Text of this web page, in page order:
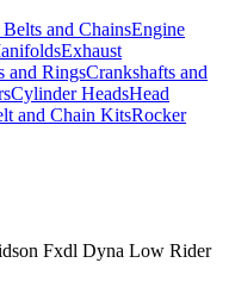
and ChainsEngine
Exhaust
and RingsCrankshafts and
Cylinder HeadsHead
and Chain KitsRocker
Fxdl Dyna Low Rider